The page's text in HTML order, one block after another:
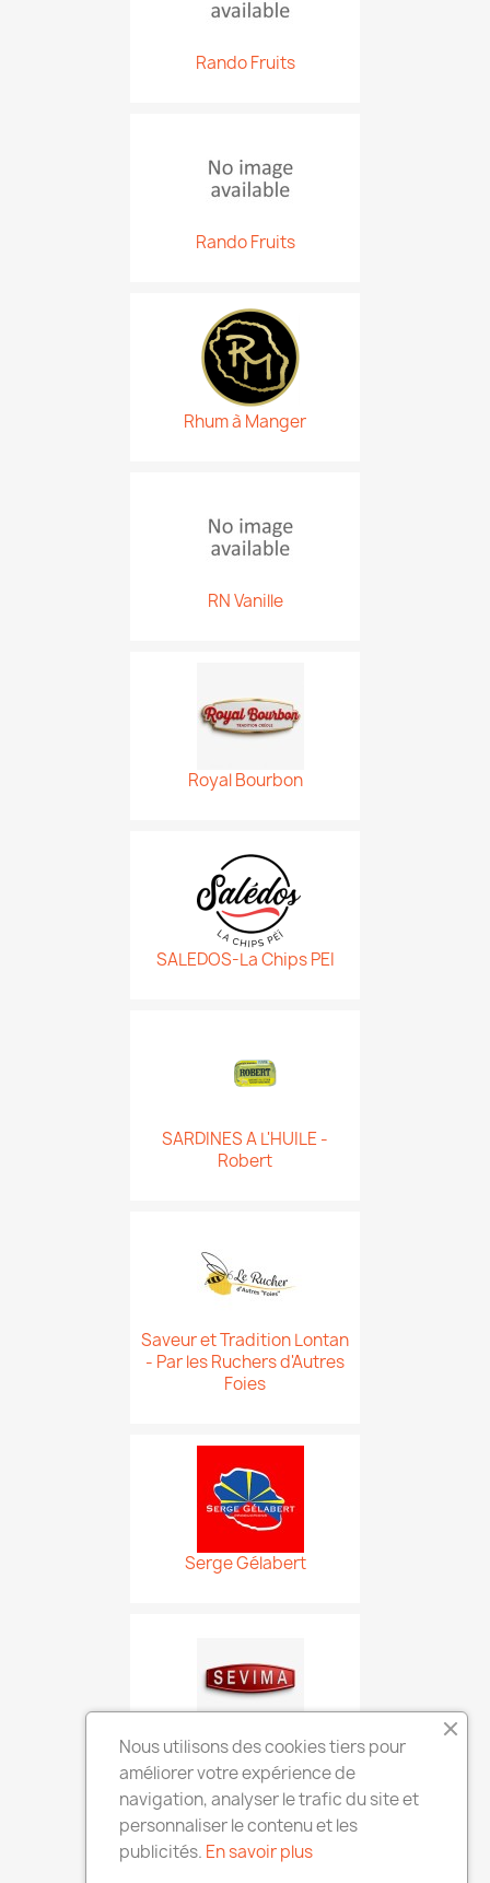
Rando Fruits
Rando Fruits
Rhum à Manger
RN Vanille
Royal Bourbon
SALEDOS-La Chips PEI
SARDINES A L'HUILE -
Robert
Saveur et Tradition Lontan
- Par les Ruchers d'Autres
Foies
Serge Gélabert
SEVIMA
Nous utilisons des cookies tiers pour
améliorer votre expérience de
navigation, analyser le trafic du site et
personnaliser le contenu et les
publicités. En savoir plus